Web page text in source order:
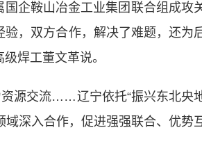
企鞍山冶金工业集团联合组成攻
验，双方合作，解决了难题，还为
焊工董文革说。
源交流……辽宁依托“振兴东北央
域深入合作，促进强强联合、优势